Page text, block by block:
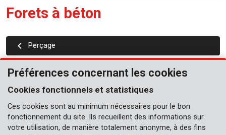
Forets à béton
Perçage
Préférences concernant les cookies
Cookies fonctionnels et statistiques
Ces cookies sont au minimum nécessaires pour le bon
fonctionnement du site. Ils recueillent des informations sur
votre utilisation, de manière totalement anonyme, à des fins